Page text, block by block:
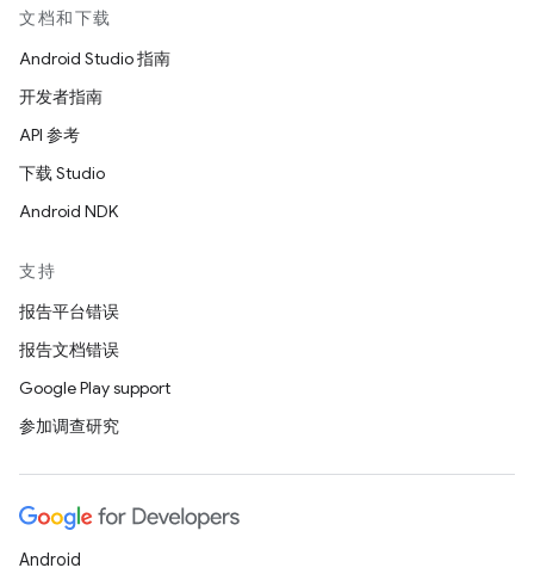
文档和下载
Android Studio 指南
开发者指南
API 参考
下载 Studio
Android NDK
支持
报告平台错误
报告文档错误
Google Play support
参加调查研究
Android